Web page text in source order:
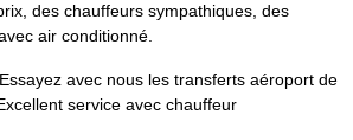
des chauffeurs sympathiques, des
air conditionné.
avec nous les transferts aéroport de
service avec chauffeur